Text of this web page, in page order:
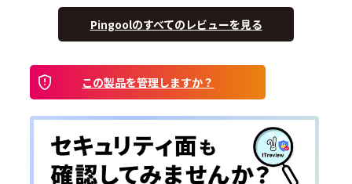
Pingoolのすべてのレビューを見る
この製品を管理しますか？